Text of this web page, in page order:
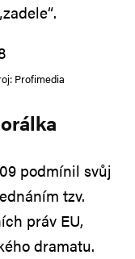
Profimedia
podmínil svůj
tzv.
práv EU,
dramatu.